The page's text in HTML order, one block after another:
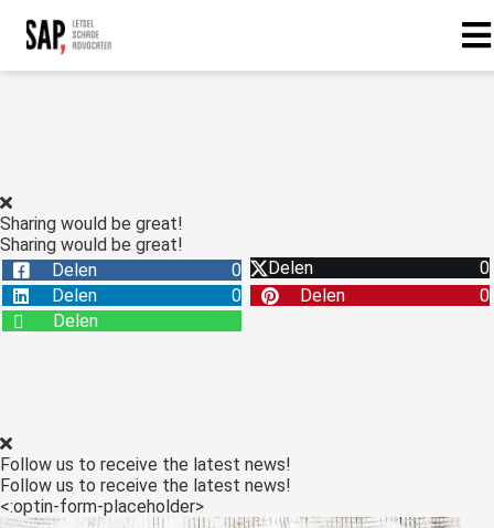
Sharing would be great!
Sharing would be great!
Delen
0 Delen
0
Delen
0 Delen
0
Delen
Follow us to receive the latest news!
Follow us to receive the latest news!
<:optin-form-placeholder>